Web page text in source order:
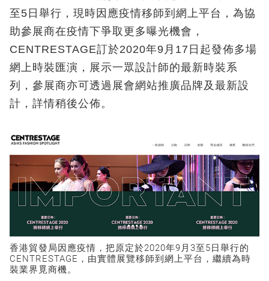
至5日舉行，現時因應疫情移師到網上平台，為協
助參展商在疫情下爭取更多曝光機會，
CENTRESTAGE訂於2020年9月17日起發佈多場
網上時裝匯演，展示一眾設計師的最新時裝系
列，參展商亦可透過展會網站推廣品牌及最新設
計，詳情稍後公佈。
香港貿發局因應疫情，把原定於2020年9月3至5日舉行的
CENTRESTAGE，由實體展覽移師到網上平台，繼續為時
裝業界覓商機。